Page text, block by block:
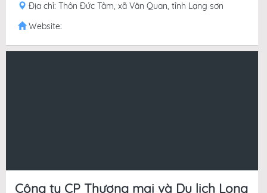
Địa chỉ: Thôn Đức Tâm, xã Văn Quan, tỉnh Lạng sơn
Website:
Công ty CP Thương mại và Du lịch Long